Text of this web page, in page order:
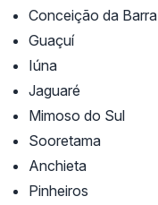
Conceição da Barra
Guaçuí
Iúna
Jaguaré
Mimoso do Sul
Sooretama
Anchieta
Pinheiros